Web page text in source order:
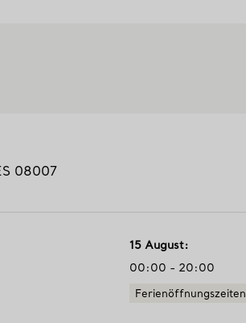
08007
15 August:
00:00 - 20:00
Ferienöffnungszeiten